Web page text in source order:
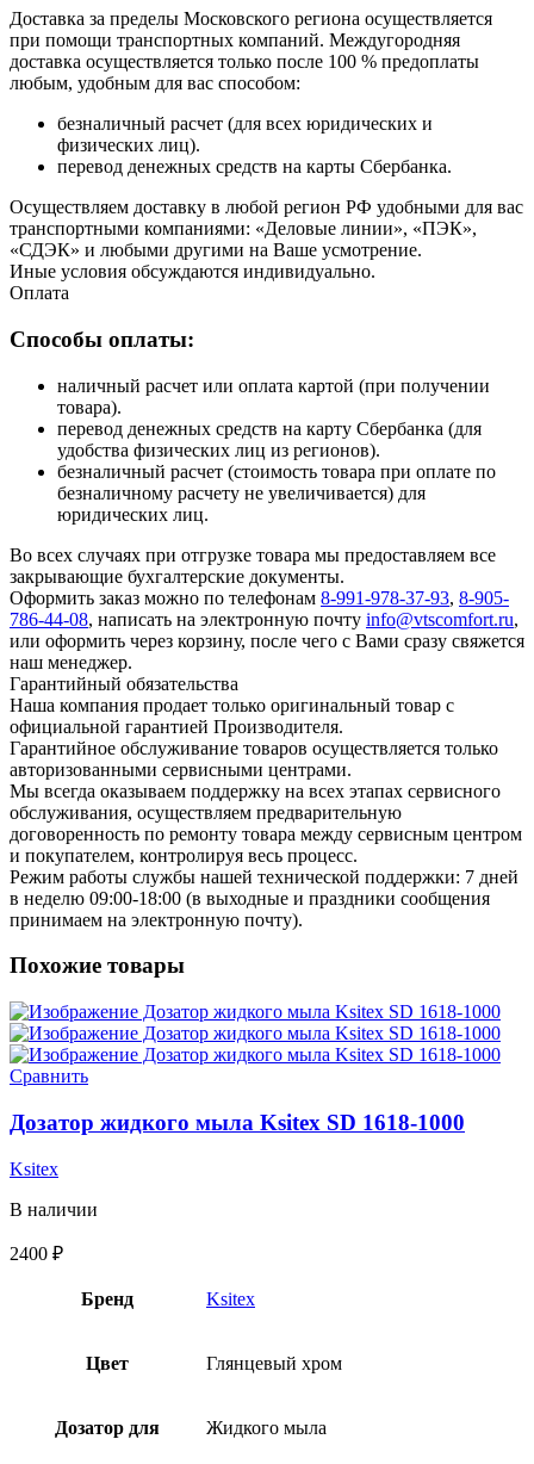
Доставка за пределы Московского региона осуществляется
при помощи транспортных компаний. Междугородняя
доставка осуществляется только после 100 % предоплаты
любым, удобным для вас способом:
безналичный расчет (для всех юридических и
физических лиц).
перевод денежных средств на карты Сбербанка.
Осуществляем доставку в любой регион РФ удобными для вас
транспортными компаниями: «Деловые линии», «ПЭК»,
«СДЭК» и любыми другими на Ваше усмотрение.
Иные условия обсуждаются индивидуально.
Оплата
Способы оплаты:
наличный расчет или оплата картой (при получении
товара).
перевод денежных средств на карту Сбербанка (для
удобства физических лиц из регионов).
безналичный расчет (стоимость товара при оплате по
безналичному расчету не увеличивается) для
юридических лиц.
Во всех случаях при отгрузке товара мы предоставляем все
закрывающие бухгалтерские документы.
Оформить заказ можно по телефонам 8-991-978-37-93, 8-905-
786-44-08, написать на электронную почту info@vtscomfort.ru,
или оформить через корзину, после чего с Вами сразу свяжется
наш менеджер.
Гарантийный обязательства
Наша компания продает только оригинальный товар с
официальной гарантией Производителя.
Гарантийное обслуживание товаров осуществляется только
авторизованными сервисными центрами.
Мы всегда оказываем поддержку на всех этапах сервисного
обслуживания, осуществляем предварительную
договоренность по ремонту товара между сервисным центром
и покупателем, контролируя весь процесс.
Режим работы службы нашей технической поддержки: 7 дней
в неделю 09:00-18:00 (в выходные и праздники сообщения
принимаем на электронную почту).
Похожие товары
Сравнить
Дозатор жидкого мыла Ksitex SD 1618-1000
Ksitex
В наличии
2400 ₽
Бренд Ksitex
Цвет Глянцевый хром
Дозатор для Жидкого мыла